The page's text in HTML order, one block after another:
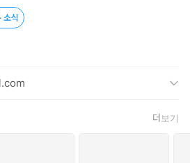
들.
소식
더보기